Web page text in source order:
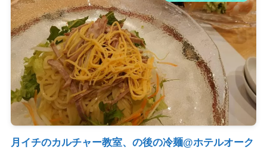
月イチのカルチャー教室、の後の冷麺@ホテルオーク